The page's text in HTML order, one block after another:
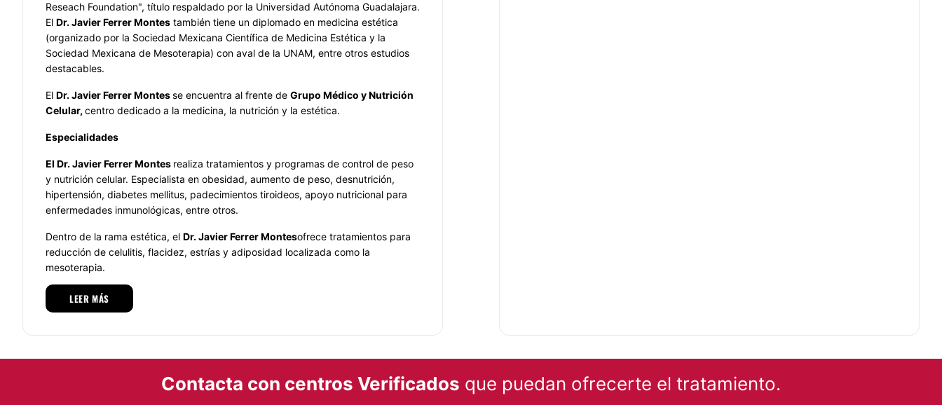
Reseach Foundation", título respaldado por la Universidad Autónoma Guadalajara.
El Dr. Javier Ferrer Montes también tiene un diplomado en medicina estética
(organizado por la Sociedad Mexicana Científica de Medicina Estética y la
Sociedad Mexicana de Mesoterapia) con aval de la UNAM, entre otros estudios
destacables.
El Dr. Javier Ferrer Montesse encuentra al frente de Grupo Médico y Nutrición
Celular, centro dedicado a la medicina, la nutrición y la estética.
Especialidades
El Dr. Javier Ferrer Montes realiza tratamientos y programas de control de peso
y nutrición celular. Especialista en obesidad, aumento de peso, desnutrición,
hipertensión, diabetes mellitus, padecimientos tiroideos, apoyo nutricional para
enfermedades inmunológicas, entre otros.
Dentro de la rama estética, el Dr. Javier Ferrer Montesofrece tratamientos para
reducción de celulitis, flacidez, estrías y adiposidad localizada como la
mesoterapia.
Equipo
En la primer consulta de control de peso, por ejemplo, el Dr.Javier Ferrer
realiza una historia clínica completa del paciente, toma las medidas
LEER MÁS
Contacta con centros Verificados que puedan ofrecerte el tratamiento.